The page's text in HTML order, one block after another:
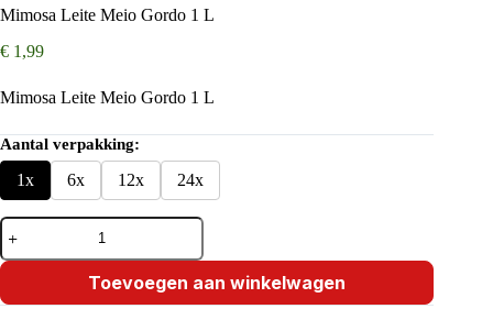
Mimosa Leite Meio Gordo 1 L
€ 1,99
Mimosa Leite Meio Gordo 1 L
Aantal verpakking:
1x 6x 12x 24x
Mimosa
Leite
Meio
1
Toevoegen aan winkelwagen